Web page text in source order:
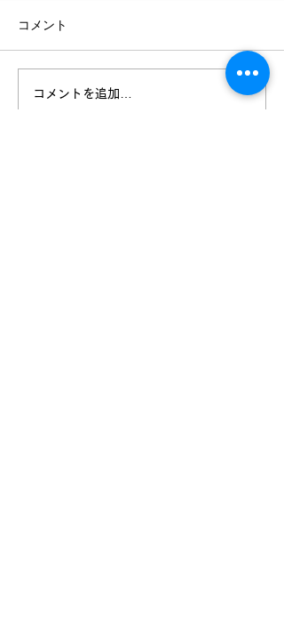
アマゾン展 [前売り券販売
コメント
コメントを追加…